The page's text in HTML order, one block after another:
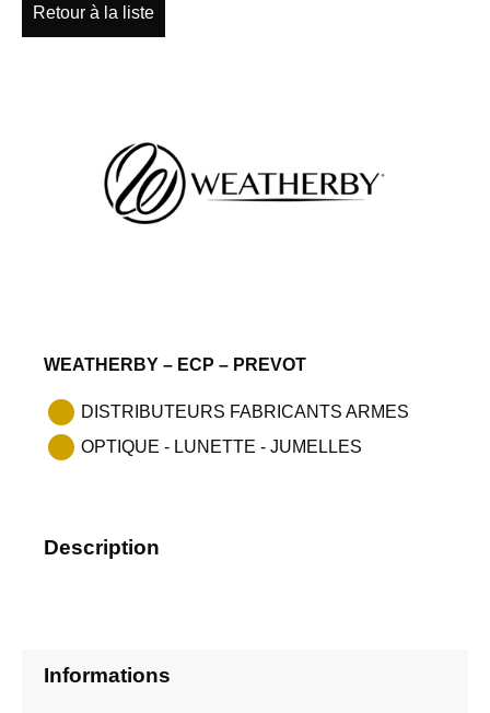
Retour à la liste
WEATHERBY – ECP – PREVOT
DISTRIBUTEURS FABRICANTS ARMES
OPTIQUE - LUNETTE - JUMELLES
Description
Informations